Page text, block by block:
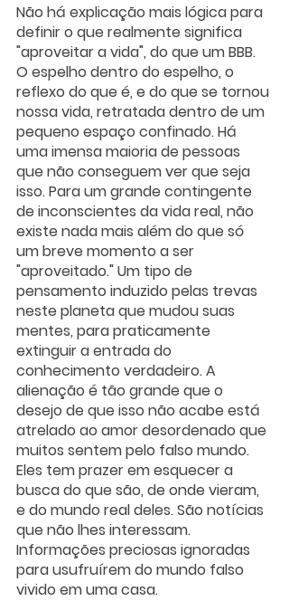
Não há explicação mais lógica para
definir o que realmente significa
"aproveitar a vida", do que um BBB.
O espelho dentro do espelho, o
reflexo do que é, e do que se tornou
nossa vida, retratada dentro de um
pequeno espaço confinado. Há
uma imensa maioria de pessoas
que não conseguem ver que seja
isso. Para um grande contingente
de inconscientes da vida real, não
existe nada mais além do que só
um breve momento a ser
"aproveitado." Um tipo de
pensamento induzido pelas trevas
neste planeta que mudou suas
mentes, para praticamente
extinguir a entrada do
conhecimento verdadeiro. A
alienação é tão grande que o
desejo de que isso não acabe está
atrelado ao amor desordenado que
muitos sentem pelo falso mundo.
Eles tem prazer em esquecer a
busca do que são, de onde vieram,
e do mundo real deles. São notícias
que não lhes interessam.
Informações preciosas ignoradas
para usufruírem do mundo falso
vivido em uma casa.